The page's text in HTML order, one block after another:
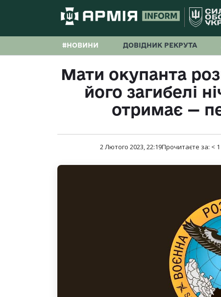
#НОВИНИ ДОВІДНИК РЕКРУТА
Мати окупанта
його загибелі
отримає —
2 Лютого 2023, 22:19Прочитаєте за: < 1